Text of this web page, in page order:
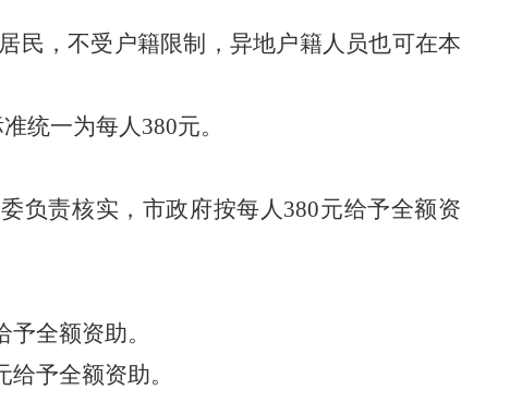
民，不受户籍限制，异地户籍人员也可在本
统一为每人380元。
负责核实，市政府按每人380元给予全额资
予全额资助。
给予全额资助。